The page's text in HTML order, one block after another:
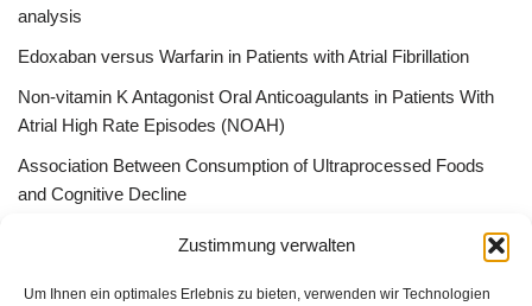
Zustimmung verwalten
Um Ihnen ein optimales Erlebnis zu bieten, verwenden wir Technologien
analysis
Edoxaban versus Warfarin in Patients with Atrial Fibrillation
Non-vitamin K Antagonist Oral Anticoagulants in Patients With
Atrial High Rate Episodes (NOAH)
Association Between Consumption of Ultraprocessed Foods
and Cognitive Decline
Bessere Behandlung durch „Peer effect“ –Qualitätszirkel, App